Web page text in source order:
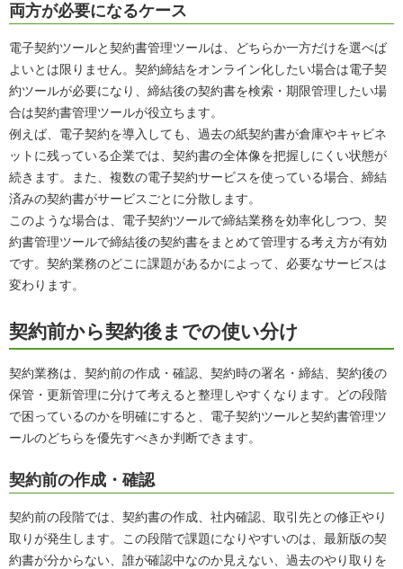
両方が必要になるケース
電子契約ツールと契約書管理ツールは、どちらか一方だけを選べば
よいとは限りません。契約締結をオンライン化したい場合は電子契
約ツールが必要になり、締結後の契約書を検索・期限管理したい場
合は契約書管理ツールが役立ちます。
例えば、電子契約を導入しても、過去の紙契約書が倉庫やキャビネ
ットに残っている企業では、契約書の全体像を把握しにくい状態が
続きます。また、複数の電子契約サービスを使っている場合、締結
済みの契約書がサービスごとに分散します。
このような場合は、電子契約ツールで締結業務を効率化しつつ、契
約書管理ツールで締結後の契約書をまとめて管理する考え方が有効
です。契約業務のどこに課題があるかによって、必要なサービスは
変わります。
契約前から契約後までの使い分け
契約業務は、契約前の作成・確認、契約時の署名・締結、契約後の
保管・更新管理に分けて考えると整理しやすくなります。どの段階
で困っているのかを明確にすると、電子契約ツールと契約書管理ツ
ールのどちらを優先すべきか判断できます。
契約前の作成・確認
契約前の段階では、契約書の作成、社内確認、取引先との修正やり
取りが発生します。この段階で課題になりやすいのは、最新版の契
約書が分からない、誰が確認中なのか見えない、過去のやり取りを